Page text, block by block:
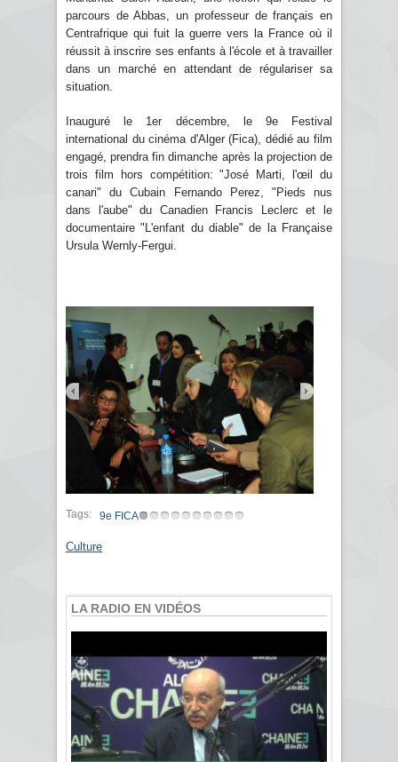
parcours de Abbas, un professeur de français en
Centrafrique qui fuit la guerre vers la France où il
réussit à inscrire ses enfants à l'école et à travailler
dans un marché en attendant de régulariser sa
situation.
Inauguré le 1er décembre, le 9e Festival
international du cinéma d'Alger (Fica), dédié au film
engagé, prendra fin dimanche après la projection de
trois film hors compétition: "José Marti, l'œil du
canari" du Cubain Fernando Perez, "Pieds nus
dans l'aube" du Canadien Francis Leclerc et le
documentaire "L'enfant du diable" de la Française
Ursula Wernly-Fergui.
Tags: 9e FICA
Culture
LA RADIO EN VIDÉOS